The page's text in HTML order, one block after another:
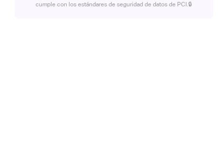
cumple con los estándares de seguridad de datos de PCI.🔒